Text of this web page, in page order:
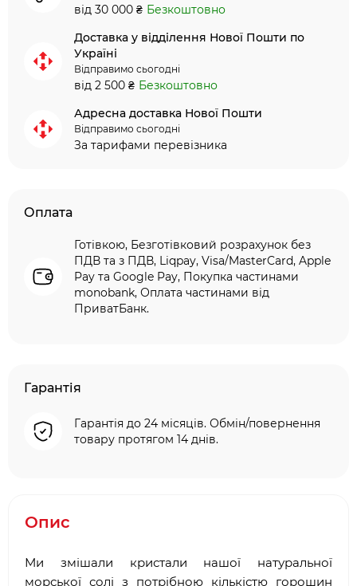
від 30 000 ₴ Безкоштовно
Доставка у відділення Нової Пошти по
Україні
Відправимо сьогодні
від 2 500 ₴ Безкоштовно
Адресна доставка Нової Пошти
Відправимо сьогодні
За тарифами перевізника
Оплата
Готівкою, Безготівковий розрахунок без
ПДВ та з ПДВ, Liqpay, Visa/MasterCard, Apple
Pay та Google Pay, Покупка частинами
monobank, Оплата частинами від
ПриватБанк.
Гарантія
Гарантія до 24 місяців. Обмін/повернення
товару протягом 14 днів.
Опис
Ми змішали кристали нашої натуральної
морської солі з потрібною кількістю горошин